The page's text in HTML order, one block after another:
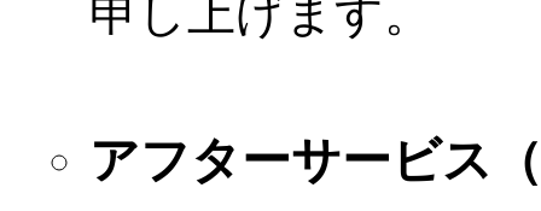
申し上げます。
アフターサービス